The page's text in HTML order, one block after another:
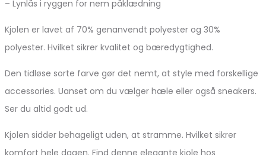
– Lynlås i ryggen for nem påklædning
Kjolen er lavet af 70% genanvendt polyester og 30%
polyester. Hvilket sikrer kvalitet og bæredygtighed.
Den tidløse sorte farve gør det nemt, at style med forskellige
accessories. Uanset om du vælger hæle eller også sneakers.
Ser du altid godt ud.
Kjolen sidder behageligt uden, at stramme. Hvilket sikrer
komfort hele dagen. Find denne elegante kjole hos